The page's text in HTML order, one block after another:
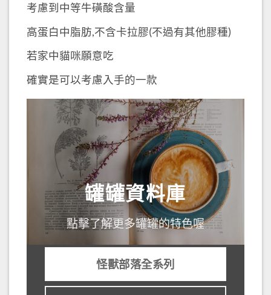
考慮到中等牛磺酸含量
高蛋白中脂肪,不含卡拉膠(不過有其他膠種)
若家中貓咪願意吃
確實是可以考慮入手的一款
罐罐資料庫
點擊了解更多罐罐的特色喔
怪獸部落全系列